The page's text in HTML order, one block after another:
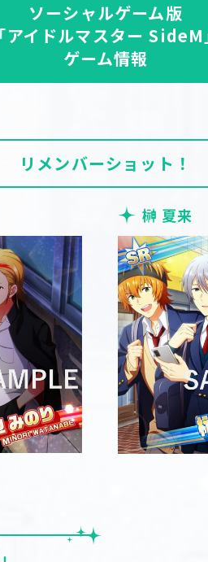
ソーシャルゲーム版
「アイドルマスター SideM
ゲーム情報
リメンバーショット！
榊 夏来